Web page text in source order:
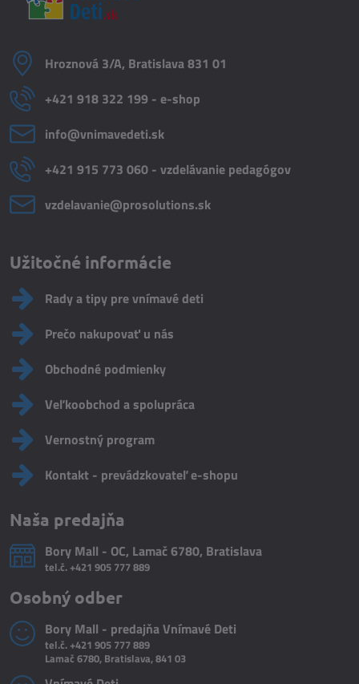
Hroznová 3/A, Bratislava 831 01
+421 918 322 199 - e-shop
info​@vnimavedeti​.sk
+421 915 773 060 - vzdelávanie pedagógov
vzdelavanie​@prosolutions​.sk
Užitočné informácie
Rady a tipy pre vnímavé deti
Prečo nakupovať u nás
Obchodné podmienky
Veľkoobchod a spolupráca
Vernostný program
Kontakt - prevádzkovateľ e-shopu
Naša predajňa
Bory Mall - OC, Lamač 6780, Bratislava
tel.č.+421 905 777 889
Osobný odber
Bory Mall - predajňa Vnímavé Deti
tel.č.+421 905 777 889
Lamač 6780, Bratislava, 841 03